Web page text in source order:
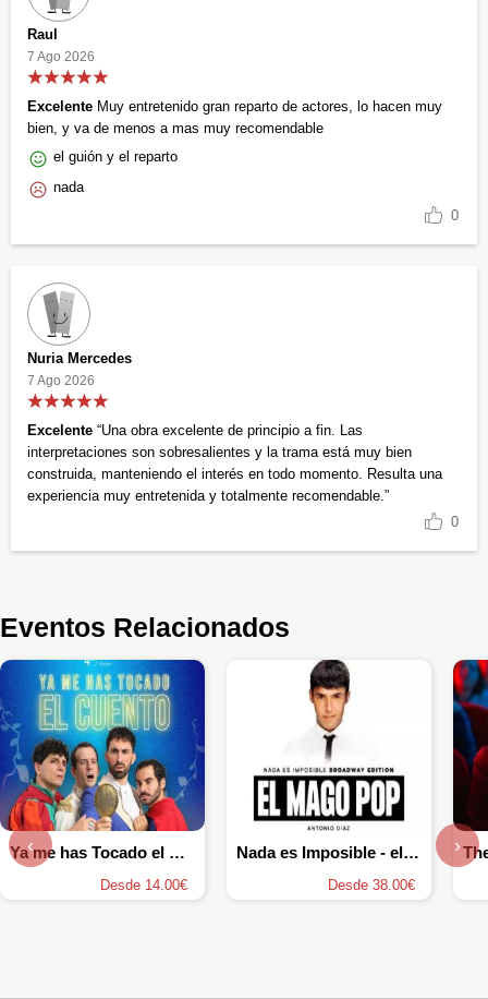
Raul
7 Ago 2026
Excelente Muy entretenido gran reparto de actores, lo hacen muy
bien, y va de menos a mas muy recomendable
el guión y el reparto
nada
0
Nuria Mercedes
7 Ago 2026
Excelente “Una obra excelente de principio a fin. Las
interpretaciones son sobresalientes y la trama está muy bien
construida, manteniendo el interés en todo momento. Resulta una
experiencia muy entretenida y totalmente recomendable.”
0
Eventos Relacionados
Ya me has Tocado el Cuento
Desde 14.00€
Nada es Imposible - el Mago pop
Desde 38.00€
‹ ›